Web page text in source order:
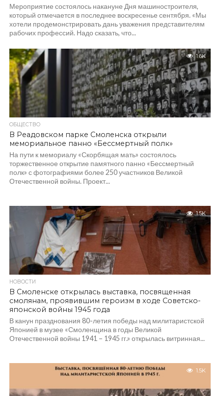
Мероприятие состоялось накануне Дня машиностроителя,
который отмечается в последнее воскресенье сентября. «Мы
хотели продемонстрировать дань уважения представителям
рабочих профессий. Надо сказать, что...
1.6K
ОБЩЕСТВО
В Реадовском парке Смоленска открыли
мемориальное панно «Бессмертный полк»
На пути к мемориалу «Скорбящая мать» состоялось
торжественное открытие памятного панно «Бессмертный
полк» с фотографиями более 250 участников Великой
Отечественной войны. Проект...
1.5K
НОВОСТИ
В Смоленске открылась выставка, посвященная
смолянам, проявившим героизм в ходе Советско-
японской войны 1945 года
В канун празднования 80-летия победы над милитаристской
Японией в музее «Смоленщина в годы Великой
Отечественной войны 1941 – 1945 гг.» открылась витринная...
1.5K